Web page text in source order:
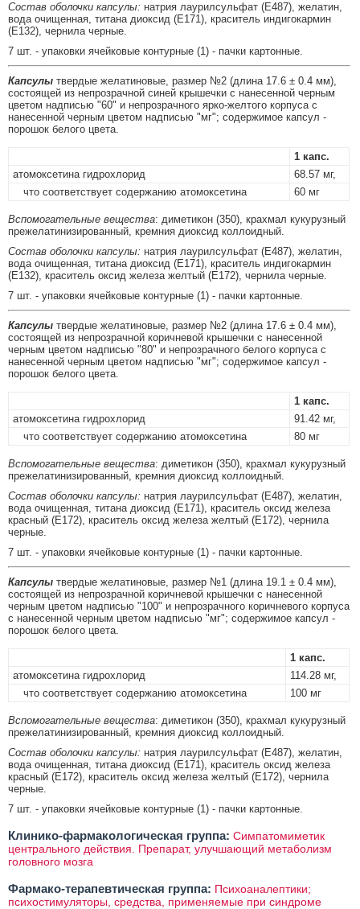
Состав оболочки капсулы: натрия лаурилсульфат (E487), желатин,
вода очищенная, титана диоксид (E171), краситель индигокармин
(E132), чернила черные.
7 шт. - упаковки ячейковые контурные (1) - пачки картонные.
Капсулы твердые желатиновые, размер №2 (длина 17.6 ± 0.4 мм),
состоящей из непрозрачной синей крышечки с нанесенной черным
цветом надписью "60" и непрозрачного ярко-желтого корпуса с
нанесенной черным цветом надписью "мг"; содержимое капсул -
порошок белого цвета.
1 капс.
атомоксетина гидрохлорид
68.57 мг,
что соответствует содержанию атомоксетина
60 мг
Вспомогательные вещества: диметикон (350), крахмал кукурузный
прежелатинизированный, кремния диоксид коллоидный.
Состав оболочки капсулы: натрия лаурилсульфат (E487), желатин,
вода очищенная, титана диоксид (E171), краситель индигокармин
(E132), краситель оксид железа желтый (E172), чернила черные.
7 шт. - упаковки ячейковые контурные (1) - пачки картонные.
Капсулы твердые желатиновые, размер №2 (длина 17.6 ± 0.4 мм),
состоящей из непрозрачной коричневой крышечки с нанесенной
черным цветом надписью "80" и непрозрачного белого корпуса с
нанесенной черным цветом надписью "мг"; содержимое капсул -
порошок белого цвета.
1 капс.
атомоксетина гидрохлорид
91.42 мг,
что соответствует содержанию атомоксетина
80 мг
Вспомогательные вещества: диметикон (350), крахмал кукурузный
прежелатинизированный, кремния диоксид коллоидный.
Состав оболочки капсулы: натрия лаурилсульфат (E487), желатин,
вода очищенная, титана диоксид (E171), краситель оксид железа
красный (E172), краситель оксид железа желтый (E172), чернила
черные.
7 шт. - упаковки ячейковые контурные (1) - пачки картонные.
Капсулы твердые желатиновые, размер №1 (длина 19.1 ± 0.4 мм),
состоящей из непрозрачной коричневой крышечки с нанесенной
черным цветом надписью "100" и непрозрачного коричневого корпуса
с нанесенной черным цветом надписью "мг"; содержимое капсул -
порошок белого цвета.
1 капс.
атомоксетина гидрохлорид
114.28 мг,
что соответствует содержанию атомоксетина
100 мг
Вспомогательные вещества: диметикон (350), крахмал кукурузный
прежелатинизированный, кремния диоксид коллоидный.
Состав оболочки капсулы: натрия лаурилсульфат (E487), желатин,
вода очищенная, титана диоксид (E171), краситель оксид железа
красный (E172), краситель оксид железа желтый (E172), чернила
черные.
7 шт. - упаковки ячейковые контурные (1) - пачки картонные.
Клинико-фармакологическая группа: Симпатомиметик
центрального действия. Препарат, улучшающий метаболизм
головного мозга
Фармако-терапевтическая группа: Психоаналептики;
психостимуляторы, средства, применяемые при синдроме